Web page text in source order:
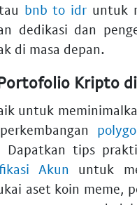
bnb to idr untuk
dedikasi dan
di masa depan.
Kripto
untuk
Dapatkan tips
Akun untuk
aset koin meme,